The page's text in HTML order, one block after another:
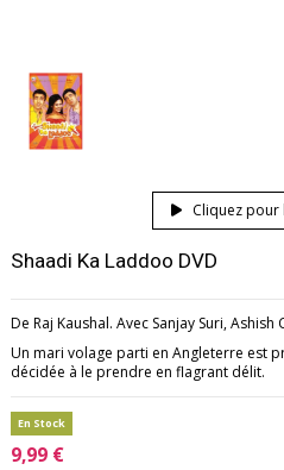
Cliquez pour
Shaadi Ka Laddoo DVD
De Raj Kaushal. Avec Sanjay Suri,
Un mari volage parti en Angleterre est
décidée à le prendre en flagrant délit.
En Stock
9,99 €